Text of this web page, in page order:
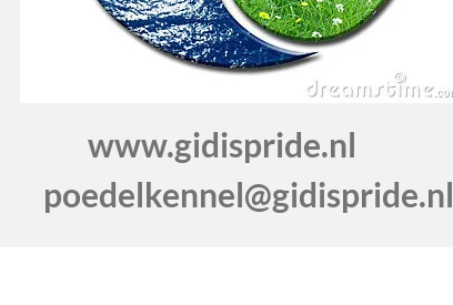
www.gidispride.nl
poedelkennel@gidispride.nl